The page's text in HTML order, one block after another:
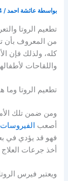
بواسطة عائشة احمد/
4
تطعيم الروتا
من المعروف بأن
كله، ولذلك فإن
واللقاحات
تطعيم الروتا
ومن ضمن تلك
أصعب الفيروسات
فهو قد يؤدي في
أخذ جرعات
ويعتبر فيرس